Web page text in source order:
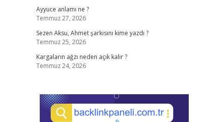
Ayyuce anlamı ne ?
Temmuz 27, 2026
Sezen Aksu, Ahmet şarkısını kime yazdı ?
Temmuz 25, 2026
Kargaların ağzı neden açık kalır ?
Temmuz 24, 2026